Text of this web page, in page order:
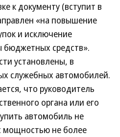
к документу (вступит в
«на повышение
и исключение
бюджетных средств».
установлены, в
служебных автомобилей.
что руководитель
органа или его
автомобиль не
мощностью не более